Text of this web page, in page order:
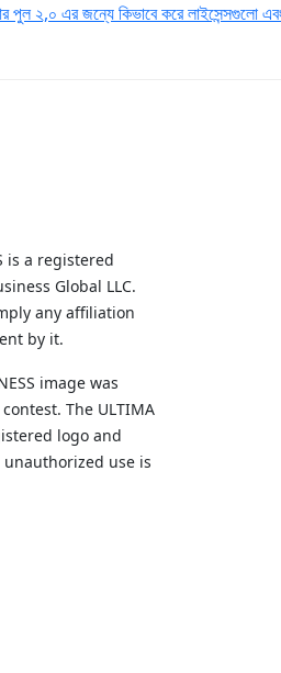
পুল ২,০ এর জন্যে কিভাবে করে লাইসেন্সগুলো
is a registered
Global LLC.
any affiliation
by it.
image was
The ULTIMA
logo and
use is